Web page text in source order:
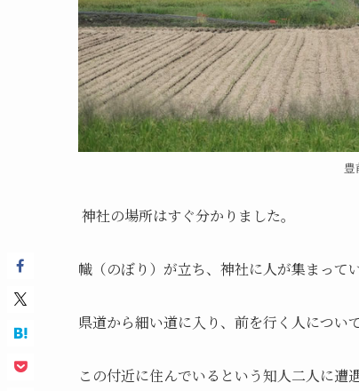
豊
神社の場所はすぐ分かりました。
幟（のぼり）が立ち、神社に人が集まって
県道から細い道に入り、前を行く人につい
この付近に住んでいるという知人二人に遭